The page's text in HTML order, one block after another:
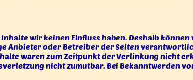
wir keinen Einfluss haben. Deshalb
Anbieter oder Betreiber der Seiten
waren zum Zeitpunkt der Verlinkung nicht
nicht zumutbar. Bei Bekanntwerden